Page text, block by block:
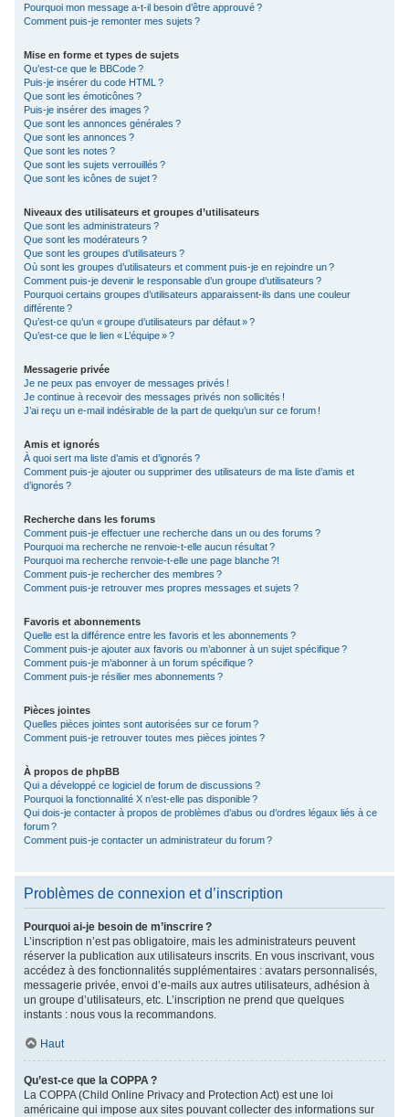
Pourquoi mon message a-t-il besoin d’être approuvé ?
Comment puis-je remonter mes sujets ?
Mise en forme et types de sujets
Qu’est-ce que le BBCode ?
Puis-je insérer du code HTML ?
Que sont les émoticônes ?
Puis-je insérer des images ?
Que sont les annonces générales ?
Que sont les annonces ?
Que sont les notes ?
Que sont les sujets verrouillés ?
Que sont les icônes de sujet ?
Niveaux des utilisateurs et groupes d’utilisateurs
Que sont les administrateurs ?
Que sont les modérateurs ?
Que sont les groupes d’utilisateurs ?
Où sont les groupes d’utilisateurs et comment puis-je en rejoindre un ?
Comment puis-je devenir le responsable d’un groupe d’utilisateurs ?
Pourquoi certains groupes d’utilisateurs apparaissent-ils dans une couleur
différente ?
Qu’est-ce qu’un « groupe d’utilisateurs par défaut » ?
Qu’est-ce que le lien « L’équipe » ?
Messagerie privée
Je ne peux pas envoyer de messages privés !
Je continue à recevoir des messages privés non sollicités !
J’ai reçu un e-mail indésirable de la part de quelqu’un sur ce forum !
Amis et ignorés
À quoi sert ma liste d’amis et d’ignorés ?
Comment puis-je ajouter ou supprimer des utilisateurs de ma liste d’amis et
d’ignorés ?
Recherche dans les forums
Comment puis-je effectuer une recherche dans un ou des forums ?
Pourquoi ma recherche ne renvoie-t-elle aucun résultat ?
Pourquoi ma recherche renvoie-t-elle une page blanche ?!
Comment puis-je rechercher des membres ?
Comment puis-je retrouver mes propres messages et sujets ?
Favoris et abonnements
Quelle est la différence entre les favoris et les abonnements ?
Comment puis-je ajouter aux favoris ou m’abonner à un sujet spécifique ?
Comment puis-je m’abonner à un forum spécifique ?
Comment puis-je résilier mes abonnements ?
Pièces jointes
Quelles pièces jointes sont autorisées sur ce forum ?
Comment puis-je retrouver toutes mes pièces jointes ?
À propos de phpBB
Qui a développé ce logiciel de forum de discussions ?
Pourquoi la fonctionnalité X n’est-elle pas disponible ?
Qui dois-je contacter à propos de problèmes d’abus ou d’ordres légaux liés à ce
forum ?
Comment puis-je contacter un administrateur du forum ?
Problèmes de connexion et d’inscription
Pourquoi ai-je besoin de m’inscrire ?
L’inscription n’est pas obligatoire, mais les administrateurs peuvent
réserver la publication aux utilisateurs inscrits. En vous inscrivant, vous
accédez à des fonctionnalités supplémentaires : avatars personnalisés,
messagerie privée, envoi d’e-mails aux autres utilisateurs, adhésion à
un groupe d’utilisateurs, etc. L’inscription ne prend que quelques
instants : nous vous la recommandons.
Haut
Qu’est-ce que la COPPA ?
La COPPA (Child Online Privacy and Protection Act) est une loi
américaine qui impose aux sites pouvant collecter des informations sur